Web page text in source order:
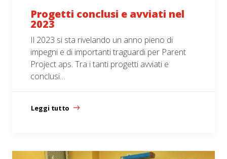
Progetti conclusi e avviati nel
2023
Il 2023 si sta rivelando un anno pieno di
impegni e di importanti traguardi per Parent
Project aps. Tra i tanti progetti avviati e
conclusi…
Leggi tutto